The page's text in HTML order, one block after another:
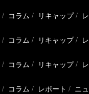
コラム リキャップ
コラム リキャップ
コラム リキャップ
コラム レポート ニ